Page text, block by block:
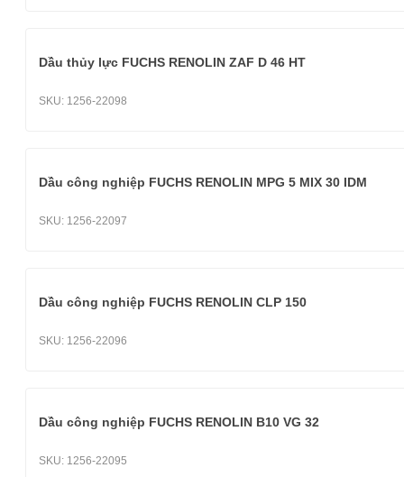
Dầu thủy lực FUCHS RENOLIN ZAF D 46 HT
SKU: 1256-22098
Dầu công nghiệp FUCHS RENOLIN MPG 5 MIX 30 IDM
SKU: 1256-22097
Dầu công nghiệp FUCHS RENOLIN CLP 150
SKU: 1256-22096
Dầu công nghiệp FUCHS RENOLIN B10 VG 32
SKU: 1256-22095